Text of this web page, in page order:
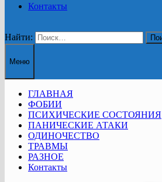
Контакты
Найти:
Меню
ГЛАВНАЯ
ФОБИИ
ПСИХИЧЕСКИЕ СОСТОЯНИЯ
ПАНИЧЕСКИЕ АТАКИ
ОДИНОЧЕСТВО
ТРАВМЫ
РАЗНОЕ
Контакты